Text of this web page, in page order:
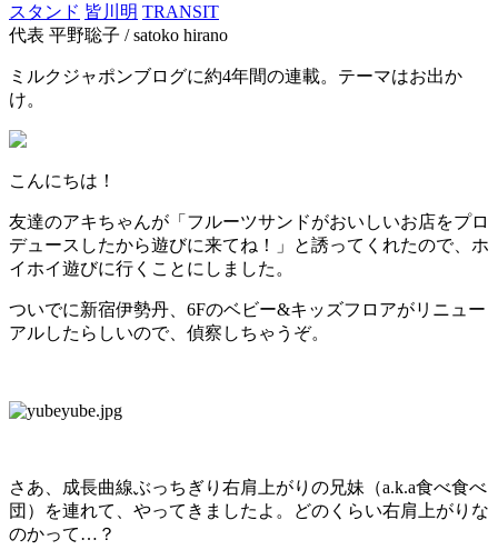
スタンド 皆川明 TRANSIT
代表 平野聡子 / satoko hirano
ミルクジャポンブログに約4年間の連載。テーマはお出か
け。
こんにちは！
友達のアキちゃんが「フルーツサンドがおいしいお店をプロ
デュースしたから遊びに来てね！」と誘ってくれたので、ホ
イホイ遊びに行くことにしました。
ついでに新宿伊勢丹、6Fのベビー&キッズフロアがリニュー
アルしたらしいので、偵察しちゃうぞ。
さあ、成長曲線ぶっちぎり右肩上がりの兄妹（a.k.a食べ食べ
団）を連れて、やってきましたよ。どのくらい右肩上がりな
のかって…？